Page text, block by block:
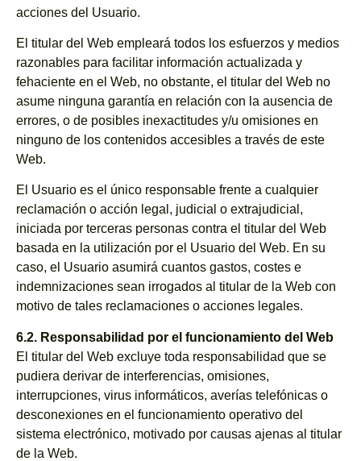
acciones del Usuario.
El titular del Web empleará todos los esfuerzos y medios
razonables para facilitar información actualizada y
fehaciente en el Web, no obstante, el titular del Web no
asume ninguna garantía en relación con la ausencia de
errores, o de posibles inexactitudes y/u omisiones en
ninguno de los contenidos accesibles a través de este
Web.
El Usuario es el único responsable frente a cualquier
reclamación o acción legal, judicial o extrajudicial,
iniciada por terceras personas contra el titular del Web
basada en la utilización por el Usuario del Web. En su
caso, el Usuario asumirá cuantos gastos, costes e
indemnizaciones sean irrogados al titular de la Web con
motivo de tales reclamaciones o acciones legales.
6.2. Responsabilidad por el funcionamiento del Web
El titular del Web excluye toda responsabilidad que se
pudiera derivar de interferencias, omisiones,
interrupciones, virus informáticos, averías telefónicas o
desconexiones en el funcionamiento operativo del
sistema electrónico, motivado por causas ajenas al titular
de la Web.